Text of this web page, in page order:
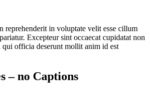
reprehenderit in voluptate velit esse cillum
Excepteur sint occaecat cupidatat non
officia deserunt mollit anim id est
– no Captions